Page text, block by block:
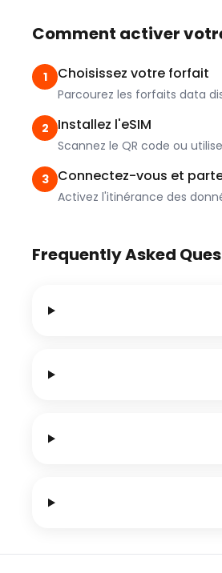
Comment activer
1 Choisissez votre forfait
Parcourez les forfaits data
2 Installez l'eSIM
Scannez le QR code ou
3 Connectez-vous et
Activez l'itinérance des
Frequently Asked